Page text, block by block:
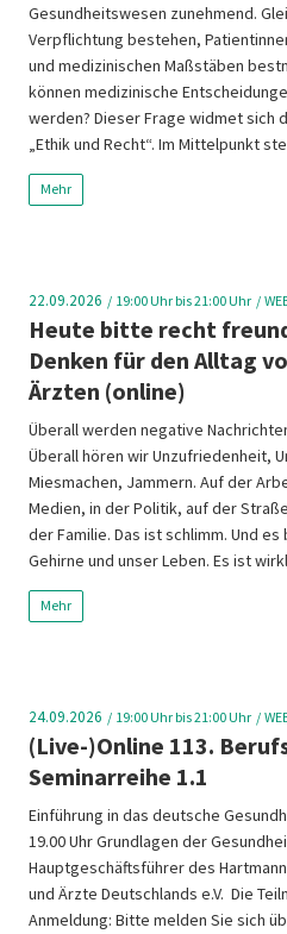
Gesundheitswesen zunehmend.
Verpflichtung bestehen,
und medizinischen Maßstäben
können medizinische
werden? Dieser Frage widmet sich
„Ethik und Recht“. Im Mittelpunkt
Mehr
22.09.2026 19:00Uhr bis 21:00 Uhr
Heute bitte recht
Denken für den Alltag
Ärzten (online)
Überall werden negative
Überall hören wir Unzufriedenheit,
Miesmachen, Jammern. Auf der
Medien, in der Politik, auf der
der Familie. Das ist schlimm. Und
Gehirne und unser Leben. Es ist
Mehr
24.09.2026 19:00Uhr bis 21:00 Uhr
(Live-)Online 113.
Seminarreihe 1.1
Einführung in das deutsche
19.00 Uhr Grundlagen der
Hauptgeschäftsführer des
und Ärzte Deutschlands e.V. Die
Anmeldung: Bitte melden Sie sich